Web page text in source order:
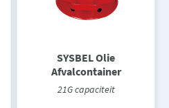
SYSBEL Olie
Afvalcontainer
21G capaciteit